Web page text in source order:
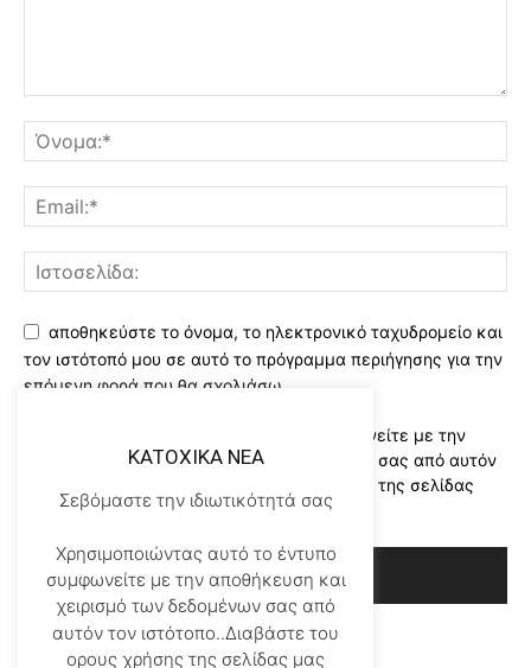
αποθηκεύστε το όνομα, το ηλεκτρονικό ταχυδρομείο και
τον ιστότοπό μου σε αυτό το πρόγραμμα περιήγησης για την
επόμενη φορά που θα σχολιάσω.
Χρησιμοποιώντας αυτό το έντυπο συμφωνείτε με την
αποθήκευση και χειρισμό των δεδομένων σας από αυτόν
τον ιστότοπο..Διαβάστε του ορους χρήσης της σελίδας
μας*
KATOXIKA NEA
Σεβόμαστε την ιδιωτικότητά σας
Χρησιμοποιώντας αυτό το έντυπο
συμφωνείτε με την αποθήκευση και
χειρισμό των δεδομένων σας από
αυτόν τον ιστότοπο..Διαβάστε του
ορους χρήσης της σελίδας μας